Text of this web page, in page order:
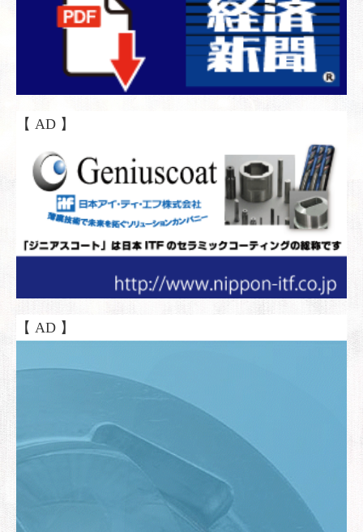
【 AD 】
【 AD 】